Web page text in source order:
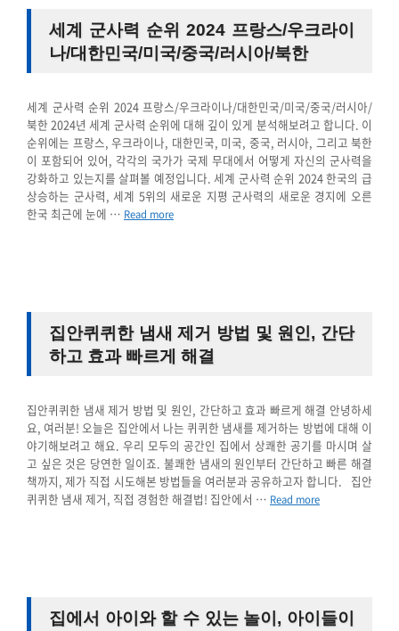
세계 군사력 순위 2024 프랑스/우크라이
나/대한민국/미국/중국/러시아/북한
세계 군사력 순위 2024 프랑스/우크라이나/대한민국/미국/중국/러시아/
북한 2024년 세계 군사력 순위에 대해 깊이 있게 분석해보려고 합니다. 이
순위에는 프랑스, 우크라이나, 대한민국, 미국, 중국, 러시아, 그리고 북한
이 포함되어 있어, 각각의 국가가 국제 무대에서 어떻게 자신의 군사력을
강화하고 있는지를 살펴볼 예정입니다. 세계 군사력 순위 2024 한국의 급
상승하는 군사력, 세계 5위의 새로운 지평 군사력의 새로운 경지에 오른
한국 최근에 눈에 … Read more
집안퀴퀴한 냄새 제거 방법 및 원인, 간단
하고 효과 빠르게 해결
집안퀴퀴한 냄새 제거 방법 및 원인, 간단하고 효과 빠르게 해결 안녕하세
요, 여러분! 오늘은 집안에서 나는 퀴퀴한 냄새를 제거하는 방법에 대해 이
야기해보려고 해요. 우리 모두의 공간인 집에서 상쾌한 공기를 마시며 살
고 싶은 것은 당연한 일이죠. 불쾌한 냄새의 원인부터 간단하고 빠른 해결
책까지, 제가 직접 시도해본 방법들을 여러분과 공유하고자 합니다. 집안
퀴퀴한 냄새 제거, 직접 경험한 해결법! 집안에서 … Read more
집에서 아이와 할 수 있는 놀이, 아이들이